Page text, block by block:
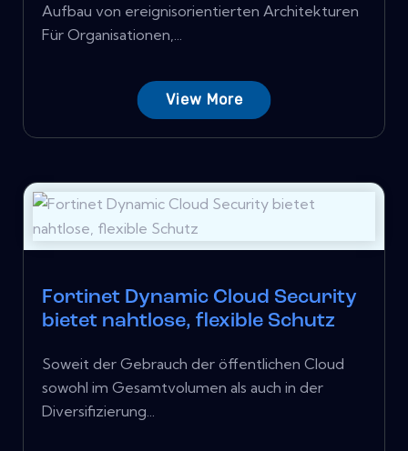
Aufbau von ereignisorientierten Architekturen
Für Organisationen,...
View More
Fortinet Dynamic Cloud Security
bietet nahtlose, flexible Schutz
Soweit der Gebrauch der öffentlichen Cloud
sowohl im Gesamtvolumen als auch in der
Diversifizierung...